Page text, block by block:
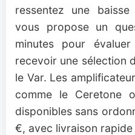
ressentez une
vous propose un
minutes pour
recevoir une sélection
le Var. Les
comme le Ceretone
disponibles sans
€, avec livraison